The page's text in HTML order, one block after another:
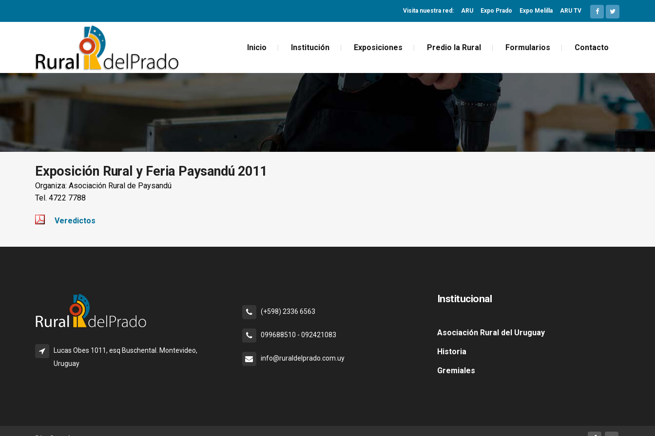
Visita nuestra red: ARU Expo Prado Expo Melilla ARU TV
Inicio Institución Exposiciones Predio la Rural Formularios Contacto
Exposición Rural y Feria Paysandú 2011
Organiza: Asociación Rural de Paysandú
Tel. 4722 7788
Veredictos
Lucas Obes 1011, esq Buschental. Montevideo,
Uruguay
(+598) 2336 6563
099688510 - 092421083
info@ruraldelprado.com.uy
Institucional
Asociación Rural del Uruguay
Historia
Gremiales